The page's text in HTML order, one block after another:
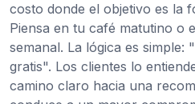
costo donde el objetivo es la
Piensa en tu café matutino o
semanal. La lógica es simple:
gratis". Los clientes lo
camino claro hacia una